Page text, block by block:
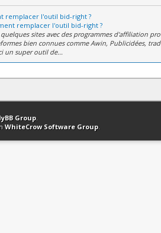
remplacer l'outil bid-right ?
remplacer l'outil bid-right ?
quelques sites avec des programmes d'affiliation
bien connues comme Awin, Publicidées,
un super outil de...
Retourner en haut Version bas-débit
Group.
WhiteCrow Software Group.